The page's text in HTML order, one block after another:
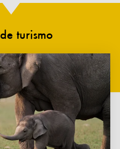
turismo